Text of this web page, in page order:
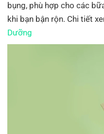
bụng, phù hợp cho các
khi bạn bận rộn. Chi tiết
Dưỡng